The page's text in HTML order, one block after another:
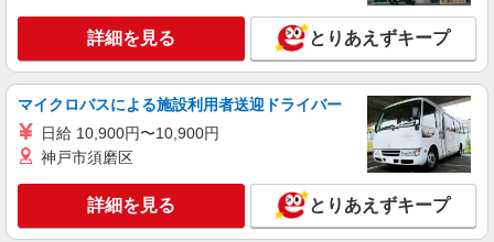
時給2300円〜2875円＜交通費全額支給(ガソリ
ン代含む)/日払い可/週払い可＞
宇城市役所周辺
キープ 詳細を見る
派遣社員
株式会社kotrio /●KM-H-1980755
宇城市＊看護助手＊日払いOK！推し活の軍資
詳細を見る とりあえずキープ
マイクロバスによる施設利用者送迎ドライバー
日給 10,900円〜10,900円
神戸市須磨区
詳細を見る とりあえずキープ